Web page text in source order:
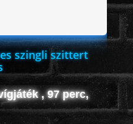
szingli szittert
, 97 perc,